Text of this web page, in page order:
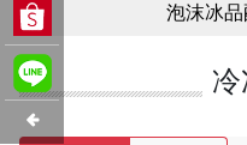
泡沫冰